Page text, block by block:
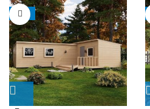
-13%